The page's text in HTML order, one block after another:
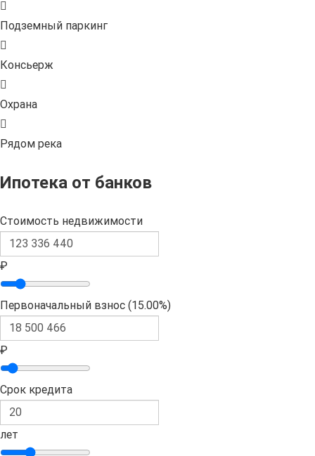
Подземный паркинг
Консьерж
Охрана
Рядом река
Ипотека от банков
Стоимость недвижимости
₽
Первоначальный взнос (15.00%)
₽
Срок кредита
лет